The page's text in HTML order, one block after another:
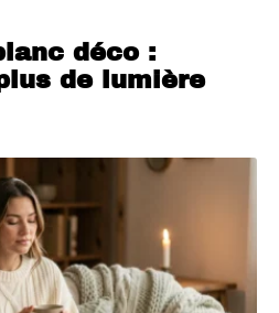
déco :
de lumière